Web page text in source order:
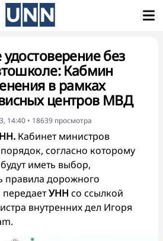
без
Кабмин
в рамках
центров МВД
14:40 • 18639 просмотра
Кабинет министров
согласно которому
иметь выбор,
правила дорожного
передаетУНН со ссылкой
внутренних дел Игоря